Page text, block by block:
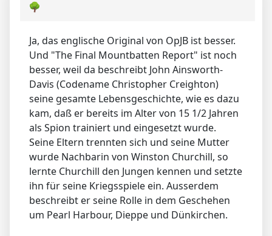
🌳
Ja, das englische Original von OpJB ist besser.
Und "The Final Mountbatten Report" ist noch
besser, weil da beschreibt John Ainsworth-
Davis (Codename Christopher Creighton)
seine gesamte Lebensgeschichte, wie es dazu
kam, daß er bereits im Alter von 15 1/2 Jahren
als Spion trainiert und eingesetzt wurde.
Seine Eltern trennten sich und seine Mutter
wurde Nachbarin von Winston Churchill, so
lernte Churchill den Jungen kennen und setzte
ihn für seine Kriegsspiele ein. Ausserdem
beschreibt er seine Rolle in dem Geschehen
um Pearl Harbour, Dieppe und Dünkirchen.